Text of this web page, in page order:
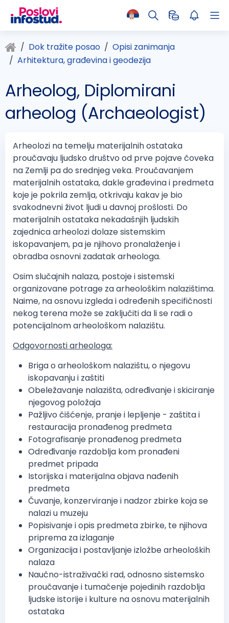
Dok tražite posao
Opisi zanimanja
Arhitektura, građevina i geodezija
Arheolog, Diplomirani
arheolog (Archaeologist)
Arheolozi na temelju materijalnih ostataka
proučavaju ljudsko društvo od prve pojave čoveka
na Zemlji pa do srednjeg veka. Proučavanjem
materijalnih ostataka, dakle građevina i predmeta
koje je pokrila zemlja, otkrivaju kakav je bio
svakodnevni život ljudi u davnoj prošlosti. Do
materijalnih ostataka nekadašnjih ljudskih
zajednica arheolozi dolaze sistemskim
iskopavanjem, pa je njihovo pronalaženje i
obradba osnovni zadatak arheologa.
Osim slučajnih nalaza, postoje i sistemski
organizovane potrage za arheološkim nalazištima.
Naime, na osnovu izgleda i određenih specifičnosti
nekog terena može se zaključiti da li se radi o
potencijalnom arheološkom nalazištu.
Odgovornosti arheologa:
Briga o arheološkom nalazištu, o njegovu
iskopavanju i zaštiti
Obeležavanje nalazišta, određivanje i skiciranje
njegovog položaja
Pažljivo čišćenje, pranje i lepljenje - zaštita i
restauracija pronađenog predmeta
Fotografisanje pronađenog predmeta
Određivanje razdoblja kom pronađeni
predmet pripada
Istorijska i materijalna objava nađenih
predmeta
Čuvanje, konzerviranje i nadzor zbirke koja se
nalazi u muzeju
Popisivanje i opis predmeta zbirke, te njihova
priprema za izlaganje
Organizacija i postavljanje izložbe arheoloških
nalaza
Naučno-istraživački rad, odnosno sistemsko
proučavanje i tumačenje pojedinih razdoblja
ljudske istorije i kulture na osnovu materijalnih
ostataka